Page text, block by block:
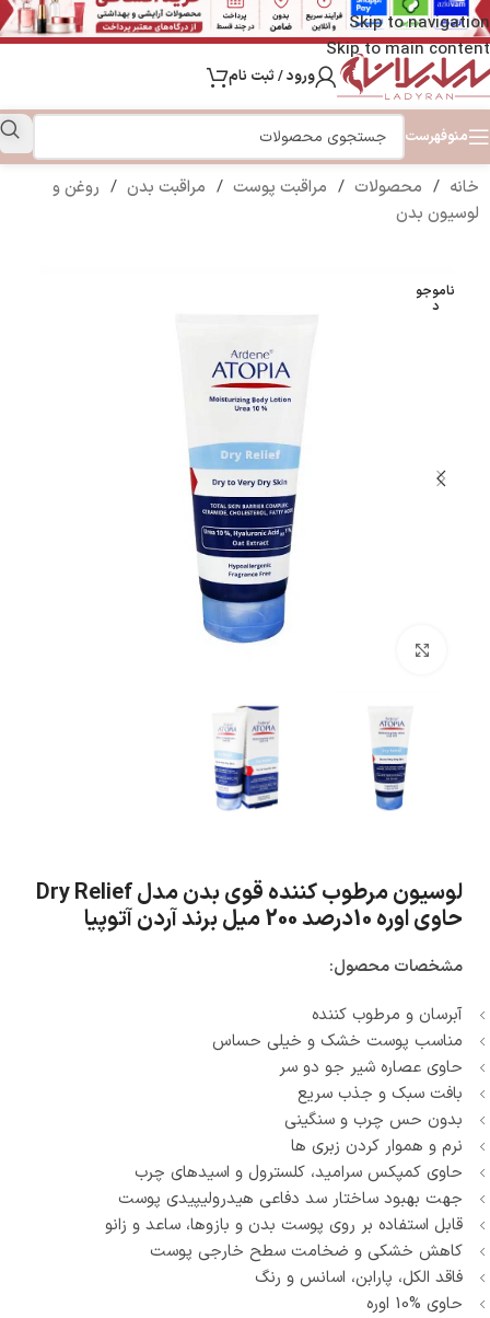
Skip to navigation
Skip to main content
ورود / ثبت نام
منوفهرست
خانه / محصولات / مراقبت پوست / مراقبت بدن / روغن و
لوسیون بدن
ناموجو
د
لوسیون مرطوب کننده قوی بدن مدل Dry Relief
حاوی اوره 10درصد 200 میل برند آردن آتوپیا
مشخصات محصول:
آبرسان و مرطوب کننده
مناسب پوست خشک و خیلی حساس
حاوی عصاره شیر جو دو سر
بافت سبک و جذب سریع
بدون حس چرب و سنگینی
نرم و هموار کردن زبری ها
حاوی کمپکس سرامید، کلسترول و اسیدهای چرب
جهت بهبود ساختار سد دفاعی هیدرولیپیدی پوست
قابل استفاده بر روی پوست بدن و بازوها، ساعد و زانو
کاهش خشکی و ضخامت سطح خارجی پوست
فاقد الکل، پارابن، اسانس و رنگ
حاوی %10 اوره